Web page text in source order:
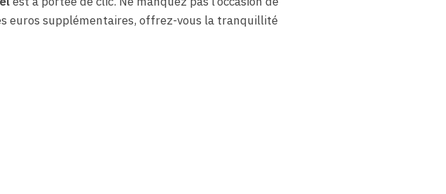
euros supplémentaires, offrez-vous la tranquillité